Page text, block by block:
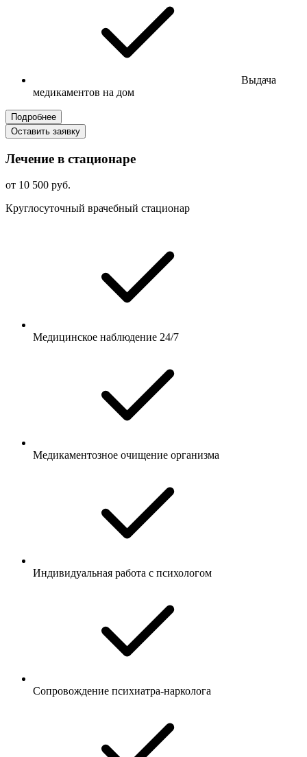
Выдача
медикаментов на дом
Подробнее
Оставить заявку
Лечение в стационаре
от 10 500 руб.
Круглосуточный врачебный стационар
Медицинское наблюдение 24/7
Медикаментозное очищение организма
Индивидуальная работа с психологом
Сопровождение психиатра-нарколога